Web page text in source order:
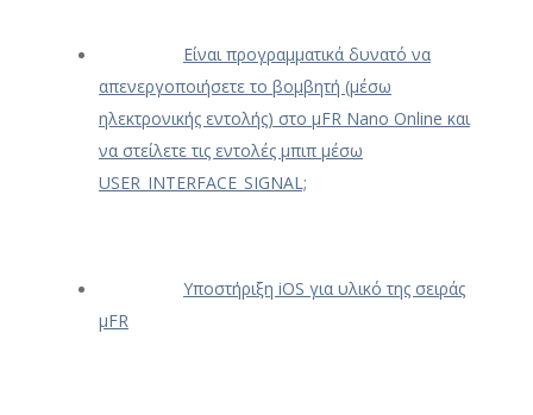
Είναι προγραμματικά δυνατό να
απενεργοποιήσετε το βομβητή (μέσω
ηλεκτρονικής εντολής) στο μFR Nano Online και
να στείλετε τις εντολές μπιπ μέσω
USER_INTERFACE_SIGNAL;
Υποστήριξη iOS για υλικό της σειράς
μFR